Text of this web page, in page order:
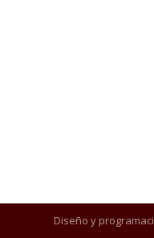
Diseño y